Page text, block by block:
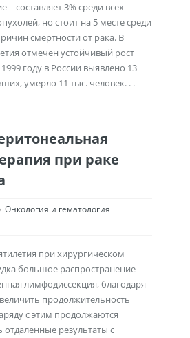
– составляет 3% среди всех
но стоит на 5 месте среди
смертности от рака. В
отмечен устойчивый рост
году в России выявлено 13
умерло 11 тыс. человек. . .
при раке
Онкология и гематология
при хирургическом
большое распространение
лимфодиссекция, благодаря
продолжительность
с этим продолжаются
результаты с